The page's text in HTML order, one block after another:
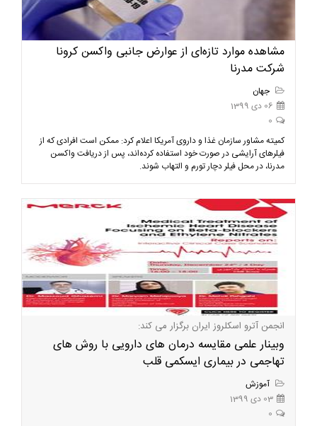
مشاهده موارد تازه‌ای از عوارض جانبی واکسن کرونا
شرکت مدرنا
جهان
06 دی 1399
0
کمیته مشاور سازمان غذا و داروی آمریکا اعلام کرد: ممکن است افرادی که از
فیلرهای آرایشی در صورت خود استفاده کرده‌اند، پس از دریافت واکسن
مدرنا، در محل فیلر دچار تورم و التهاب شوند.
انجمن آترو اسکلروز ایران برگزار می کند:
وبینار علمی مقایسه درمان های دارویی با روش های
تهاجمی در بیماری ایسکمی قلب
آموزش
03 دی 1399
0